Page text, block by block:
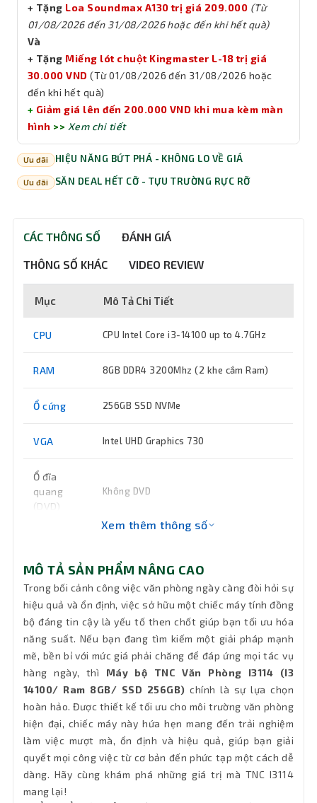
+ Tặng Loa Soundmax A130 trị giá 209.000 (Từ
01/08/2026 đến 31/08/2026 hoặc đến khi hết quà)
Và
+ Tặng Miếng lót chuột Kingmaster L-18 trị giá
30.000 VND (Từ 01/08/2026 đến 31/08/2026 hoặc
đến khi hết quà)
+ Giảm giá lên đến 200.000 VND khi mua kèm màn
hình >> Xem chi tiết
Ưu đãi HIỆU NĂNG BỨT PHÁ - KHÔNG LO VỀ GIÁ
Ưu đãi SĂN DEAL HẾT CỠ - TỰU TRƯỜNG RỰC RỠ
CÁC THÔNG SỐ ĐÁNH GIÁ
THÔNG SỐ KHÁC VIDEO REVIEW
Mục Mô Tả Chi Tiết
CPU CPU Intel Core i3-14100 up to 4.7GHz
RAM 8GB DDR4 3200Mhz (2 khe cắm Ram)
Ổ cứng 256GB SSD NVMe
VGA Intel UHD Graphics 730
Ổ đĩa
quang
(DVD)
Không DVD
Wifi Chưa có sẵn (có thể gắn thêm)
Kết nối
mạng LAN
1 x RJ-45
Bluetooth Chưa có sẵn (có thể gắn thêm)
Phân loại Thùng Mid Tower
Cổng xuất
hình
1 x HDMI, 1 x VGA
Cổng kết
2 x USB Gen 1 Type A, 4 x USB 2.0 Type-
Xem thêm thông số
MÔ TẢ SẢN PHẨM NÂNG CAO
Trong bối cảnh công việc văn phòng ngày càng đòi hỏi sự
hiệu quả và ổn định, việc sở hữu một chiếc máy tính đồng
bộ đáng tin cậy là yếu tố then chốt giúp bạn tối ưu hóa
năng suất. Nếu bạn đang tìm kiếm một giải pháp mạnh
mẽ, bền bỉ với mức giá phải chăng để đáp ứng mọi tác vụ
hàng ngày, thì Máy bộ TNC Văn Phòng I3114 (I3
14100/ Ram 8GB/ SSD 256GB) chính là sự lựa chọn
hoàn hảo. Được thiết kế tối ưu cho môi trường văn phòng
hiện đại, chiếc máy này hứa hẹn mang đến trải nghiệm
làm việc mượt mà, ổn định và hiệu quả, giúp bạn giải
quyết mọi công việc từ cơ bản đến phức tạp một cách dễ
dàng. Hãy cùng khám phá những giá trị mà TNC I3114
mang lại!